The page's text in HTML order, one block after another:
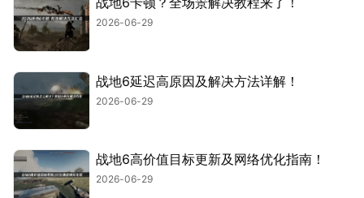
2026-06-29
战地6延迟高原因及解决方法详解！
2026-06-29
战地6高价值目标更新及网络优化指南！
2026-06-29